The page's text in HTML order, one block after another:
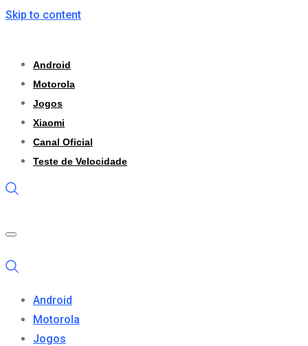
Skip to content
Android
Motorola
Jogos
Xiaomi
Canal Oficial
Teste de Velocidade
Android
Motorola
Jogos